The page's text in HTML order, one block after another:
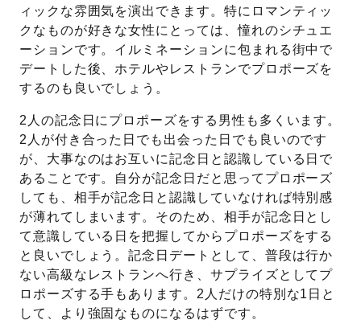
ィックな雰囲気を演出できます。特にロマンティッ
クなものが好きな女性にとっては、憧れのシチュエ
ーションです。イルミネーションに包まれる街中で
デートした後、ホテルやレストランでプロポーズを
するのも良いでしょう。
2人の記念日にプロポーズをする男性も多くいます。
2人が付き合った日でも出会った日でも良いのです
が、大事なのはお互いに記念日と認識している日で
あることです。自分が記念日だと思ってプロポーズ
しても、相手が記念日と認識していなければ特別感
が薄れてしまいます。そのため、相手が記念日とし
て意識している日を把握してからプロポーズをする
と良いでしょう。記念日デートとして、普段は行か
ない高級なレストランへ行き、サプライズとしてプ
ロポーズする手もあります。2人だけの特別な1日と
して、より強固なものになるはずです。